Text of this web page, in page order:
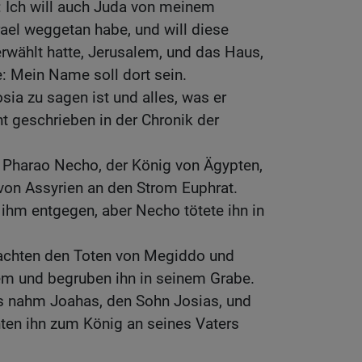
Ich will auch Juda von meinem
weggetan habe, und will diese
hatte, Jerusalem, und das Haus,
Mein Name soll dort sein.
zu sagen ist und alles, was er
geschrieben in der Chronik der
Necho, der König von Ägypten,
Assyrien an den Strom Euphrat.
entgegen, aber Necho tötete ihn in
den Toten von Megiddo und
und begruben ihn in seinem Grabe.
Joahas, den Sohn Josias, und
ihn zum König an seines Vaters